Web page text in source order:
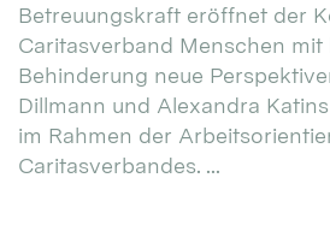
Betreuungskraft eröffnet der
Caritasverband Menschen mit
Behinderung neue
Dillmann und Alexandra
im Rahmen der
Caritasverbandes. ...